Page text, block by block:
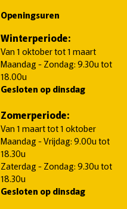
Openingsuren
Winterperiode:
Van 1 oktober tot 1 maart
Maandag - Zondag: 9.30u tot
18.00u
Gesloten op dinsdag
Zomerperiode:
Van 1 maart tot 1 oktober
Maandag - Vrijdag: 9.00u tot
18.30u
Zaterdag - Zondag: 9.30u tot
18.30u
Gesloten op dinsdag